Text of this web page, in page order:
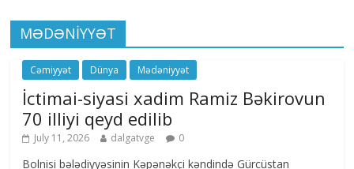
MƏDƏNİYYƏT
Cəmiyyət Dünya Mədəniyyət
İctimai-siyasi xadim Ramiz Bəkirovun
70 illiyi qeyd edilib
July 11, 2026 dalgatvge 0
Bolnisi bələdiyyəsinin Kəpənəkçi kəndində Gürcüstan